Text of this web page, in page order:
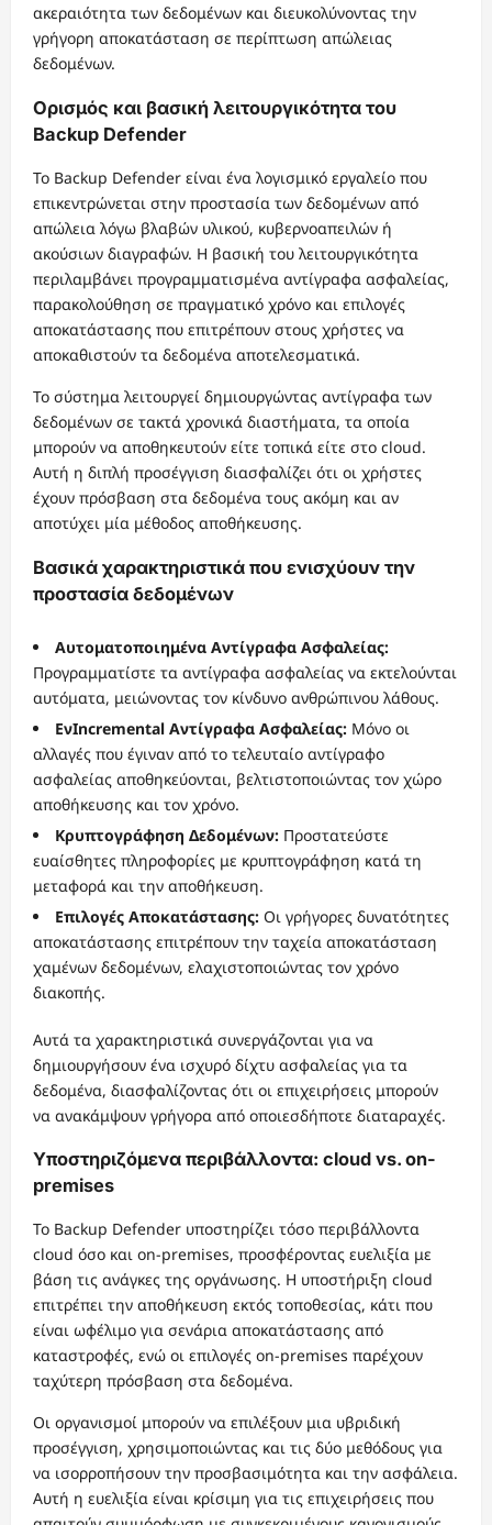
ακεραιότητα των δεδομένων και διευκολύνοντας την
γρήγορη αποκατάσταση σε περίπτωση απώλειας
δεδομένων.
Ορισμός και βασική λειτουργικότητα του
Backup Defender
Το Backup Defender είναι ένα λογισμικό εργαλείο που
επικεντρώνεται στην προστασία των δεδομένων από
απώλεια λόγω βλαβών υλικού, κυβερνοαπειλών ή
ακούσιων διαγραφών. Η βασική του λειτουργικότητα
περιλαμβάνει προγραμματισμένα αντίγραφα ασφαλείας,
παρακολούθηση σε πραγματικό χρόνο και επιλογές
αποκατάστασης που επιτρέπουν στους χρήστες να
αποκαθιστούν τα δεδομένα αποτελεσματικά.
Το σύστημα λειτουργεί δημιουργώντας αντίγραφα των
δεδομένων σε τακτά χρονικά διαστήματα, τα οποία
μπορούν να αποθηκευτούν είτε τοπικά είτε στο cloud.
Αυτή η διπλή προσέγγιση διασφαλίζει ότι οι χρήστες
έχουν πρόσβαση στα δεδομένα τους ακόμη και αν
αποτύχει μία μέθοδος αποθήκευσης.
Βασικά χαρακτηριστικά που ενισχύουν την
προστασία δεδομένων
Αυτοματοποιημένα Αντίγραφα Ασφαλείας:
Προγραμματίστε τα αντίγραφα ασφαλείας να εκτελούνται
αυτόματα, μειώνοντας τον κίνδυνο ανθρώπινου λάθους.
ΕνIncremental Αντίγραφα Ασφαλείας: Μόνο οι
αλλαγές που έγιναν από το τελευταίο αντίγραφο
ασφαλείας αποθηκεύονται, βελτιστοποιώντας τον χώρο
αποθήκευσης και τον χρόνο.
Κρυπτογράφηση Δεδομένων: Προστατεύστε
ευαίσθητες πληροφορίες με κρυπτογράφηση κατά τη
μεταφορά και την αποθήκευση.
Επιλογές Αποκατάστασης: Οι γρήγορες δυνατότητες
αποκατάστασης επιτρέπουν την ταχεία αποκατάσταση
χαμένων δεδομένων, ελαχιστοποιώντας τον χρόνο
διακοπής.
Αυτά τα χαρακτηριστικά συνεργάζονται για να
δημιουργήσουν ένα ισχυρό δίχτυ ασφαλείας για τα
δεδομένα, διασφαλίζοντας ότι οι επιχειρήσεις μπορούν
να ανακάμψουν γρήγορα από οποιεσδήποτε διαταραχές.
Υποστηριζόμενα περιβάλλοντα: cloud vs. on-
premises
Το Backup Defender υποστηρίζει τόσο περιβάλλοντα
cloud όσο και on-premises, προσφέροντας ευελιξία με
βάση τις ανάγκες της οργάνωσης. Η υποστήριξη cloud
επιτρέπει την αποθήκευση εκτός τοποθεσίας, κάτι που
είναι ωφέλιμο για σενάρια αποκατάστασης από
καταστροφές, ενώ οι επιλογές on-premises παρέχουν
ταχύτερη πρόσβαση στα δεδομένα.
Οι οργανισμοί μπορούν να επιλέξουν μια υβριδική
προσέγγιση, χρησιμοποιώντας και τις δύο μεθόδους για
να ισορροπήσουν την προσβασιμότητα και την ασφάλεια.
Αυτή η ευελιξία είναι κρίσιμη για τις επιχειρήσεις που